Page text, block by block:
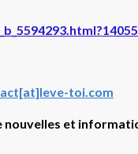
toi.com
nouvelles et